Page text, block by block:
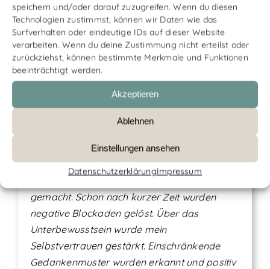
speichern und/oder darauf zuzugreifen. Wenn du diesen
Technologien zustimmst, können wir Daten wie das
Surfverhalten oder eindeutige IDs auf dieser Website
verarbeiten. Wenn du deine Zustimmung nicht erteilst oder
zurückziehst, können bestimmte Merkmale und Funktionen
beeinträchtigt werden.
Akzeptieren
Ablehnen
Einstellungen ansehen
DatenschutzerklärungImpressum
stellen.
Hans-Joachim W.,Steuerberater, Coaching &
Hypnose zu Gelassenheit und innere Ruhe
Christian Weber hat mich auf sehr
professionelle und einfühlsame Art mit
gemacht. Schon nach kurzer Zeit wurden
negative Blockaden gelöst. Über das
Unterbewusstsein wurde mein
Selbstvertrauen gestärkt. Einschränkende
Gedankenmuster wurden erkannt und positiv